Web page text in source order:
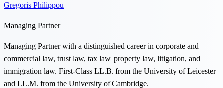
Gregoris Philippou
Managing Partner
Managing Partner with a distinguished career in corporate and
commercial law, trust law, tax law, property law, litigation, and
immigration law. First-Class LL.B. from the University of Leicester
and LL.M. from the University of Cambridge.